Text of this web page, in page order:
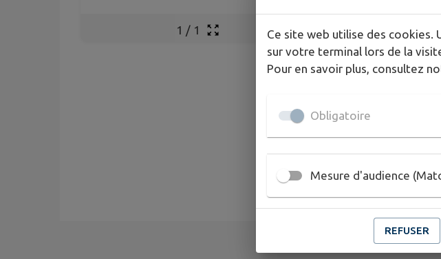
1 / 1
Ce site web utilise des cookies.
sur votre terminal lors de la
Pour en savoir plus, consultez
Obligatoire
Mesure d'audience
REFUSER